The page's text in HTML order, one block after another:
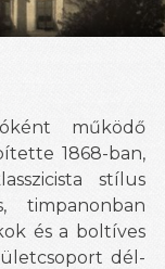
működő
1868-ban,
stílus
timpanonban
és a boltíves
dél-